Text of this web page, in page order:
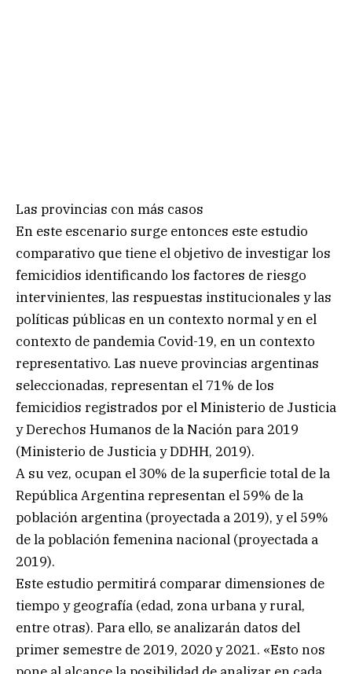
Las provincias con más casos
En este escenario surge entonces este estudio
comparativo que tiene el objetivo de investigar los
femicidios identificando los factores de riesgo
intervinientes, las respuestas institucionales y las
políticas públicas en un contexto normal y en el
contexto de pandemia Covid-19, en un contexto
representativo. Las nueve provincias argentinas
seleccionadas, representan el 71% de los
femicidios registrados por el Ministerio de Justicia
y Derechos Humanos de la Nación para 2019
(Ministerio de Justicia y DDHH, 2019).
A su vez, ocupan el 30% de la superficie total de la
República Argentina representan el 59% de la
población argentina (proyectada a 2019), y el 59%
de la población femenina nacional (proyectada a
2019).
Este estudio permitirá comparar dimensiones de
tiempo y geografía (edad, zona urbana y rural,
entre otras). Para ello, se analizarán datos del
primer semestre de 2019, 2020 y 2021. «Esto nos